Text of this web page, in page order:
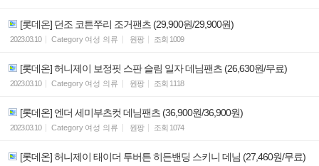
[롯데온] 던조 코튼쭈리 조거팬츠 (29,900원/29,900원)
2023.03.10 Category 여성 의류 원팡 조회 1009
[롯데온] 허니제이 보정핏 스판 슬림 일자 데님팬츠 (26,630원/무료)
2023.03.10 Category 여성 의류 원팡 조회 1118
[롯데온] 엔더 세미부츠컷 데님팬츠 (36,900원/36,900원)
2023.03.10 Category 여성 의류 원팡 조회 1074
[롯데온] 허니제이 태이더 투버튼 히든밴딩 스키니 데님 (27,460원/무료)